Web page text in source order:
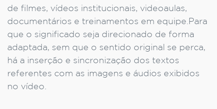
de filmes, vídeos institucionais, videoaulas,
documentários e treinamentos em equipe.Para
que o significado seja direcionado de forma
adaptada, sem que o sentido original se perca,
há a inserção e sincronização dos textos
referentes com as imagens e áudios exibidos
no vídeo.